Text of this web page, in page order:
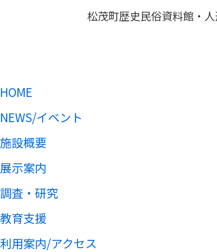
松茂町歴史民俗資料館・
HOME
NEWS/イベント
施設概要
展示案内
調査・研究
教育支援
利用案内/アクセス